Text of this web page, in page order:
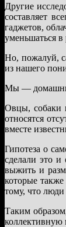
Другие
составляет
гаджетов,
уменьшаться в
Но, пожалуй,
из нашего
Мы —
Овцы, собаки
относятся
вместе
Гипотеза о
сделали это
выжить и
которые
тому, что люди
Таким
коллективную